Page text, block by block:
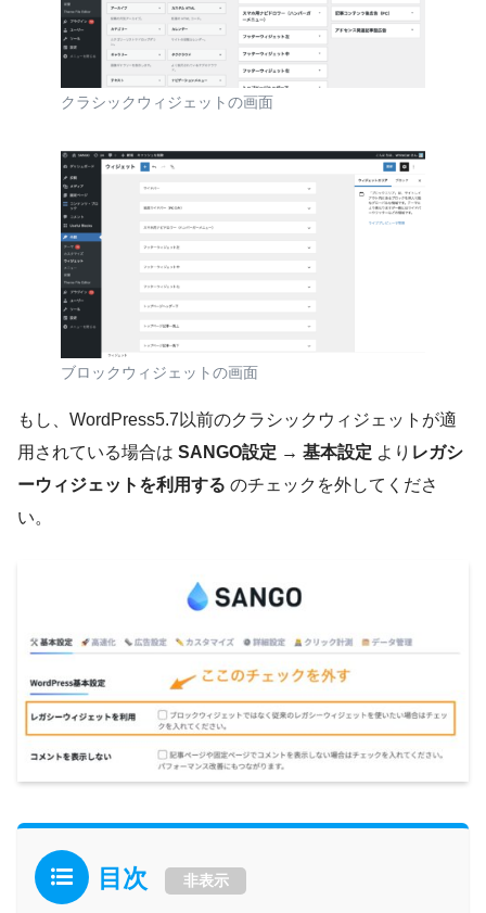
クラシックウィジェットの画面
ブロックウィジェットの画面
もし、WordPress5.7以前のクラシックウィジェットが適
用されている場合は SANGO設定 → 基本設定 より レガシ
ーウィジェットを利用する のチェックを外してくださ
い。
目次 非表示